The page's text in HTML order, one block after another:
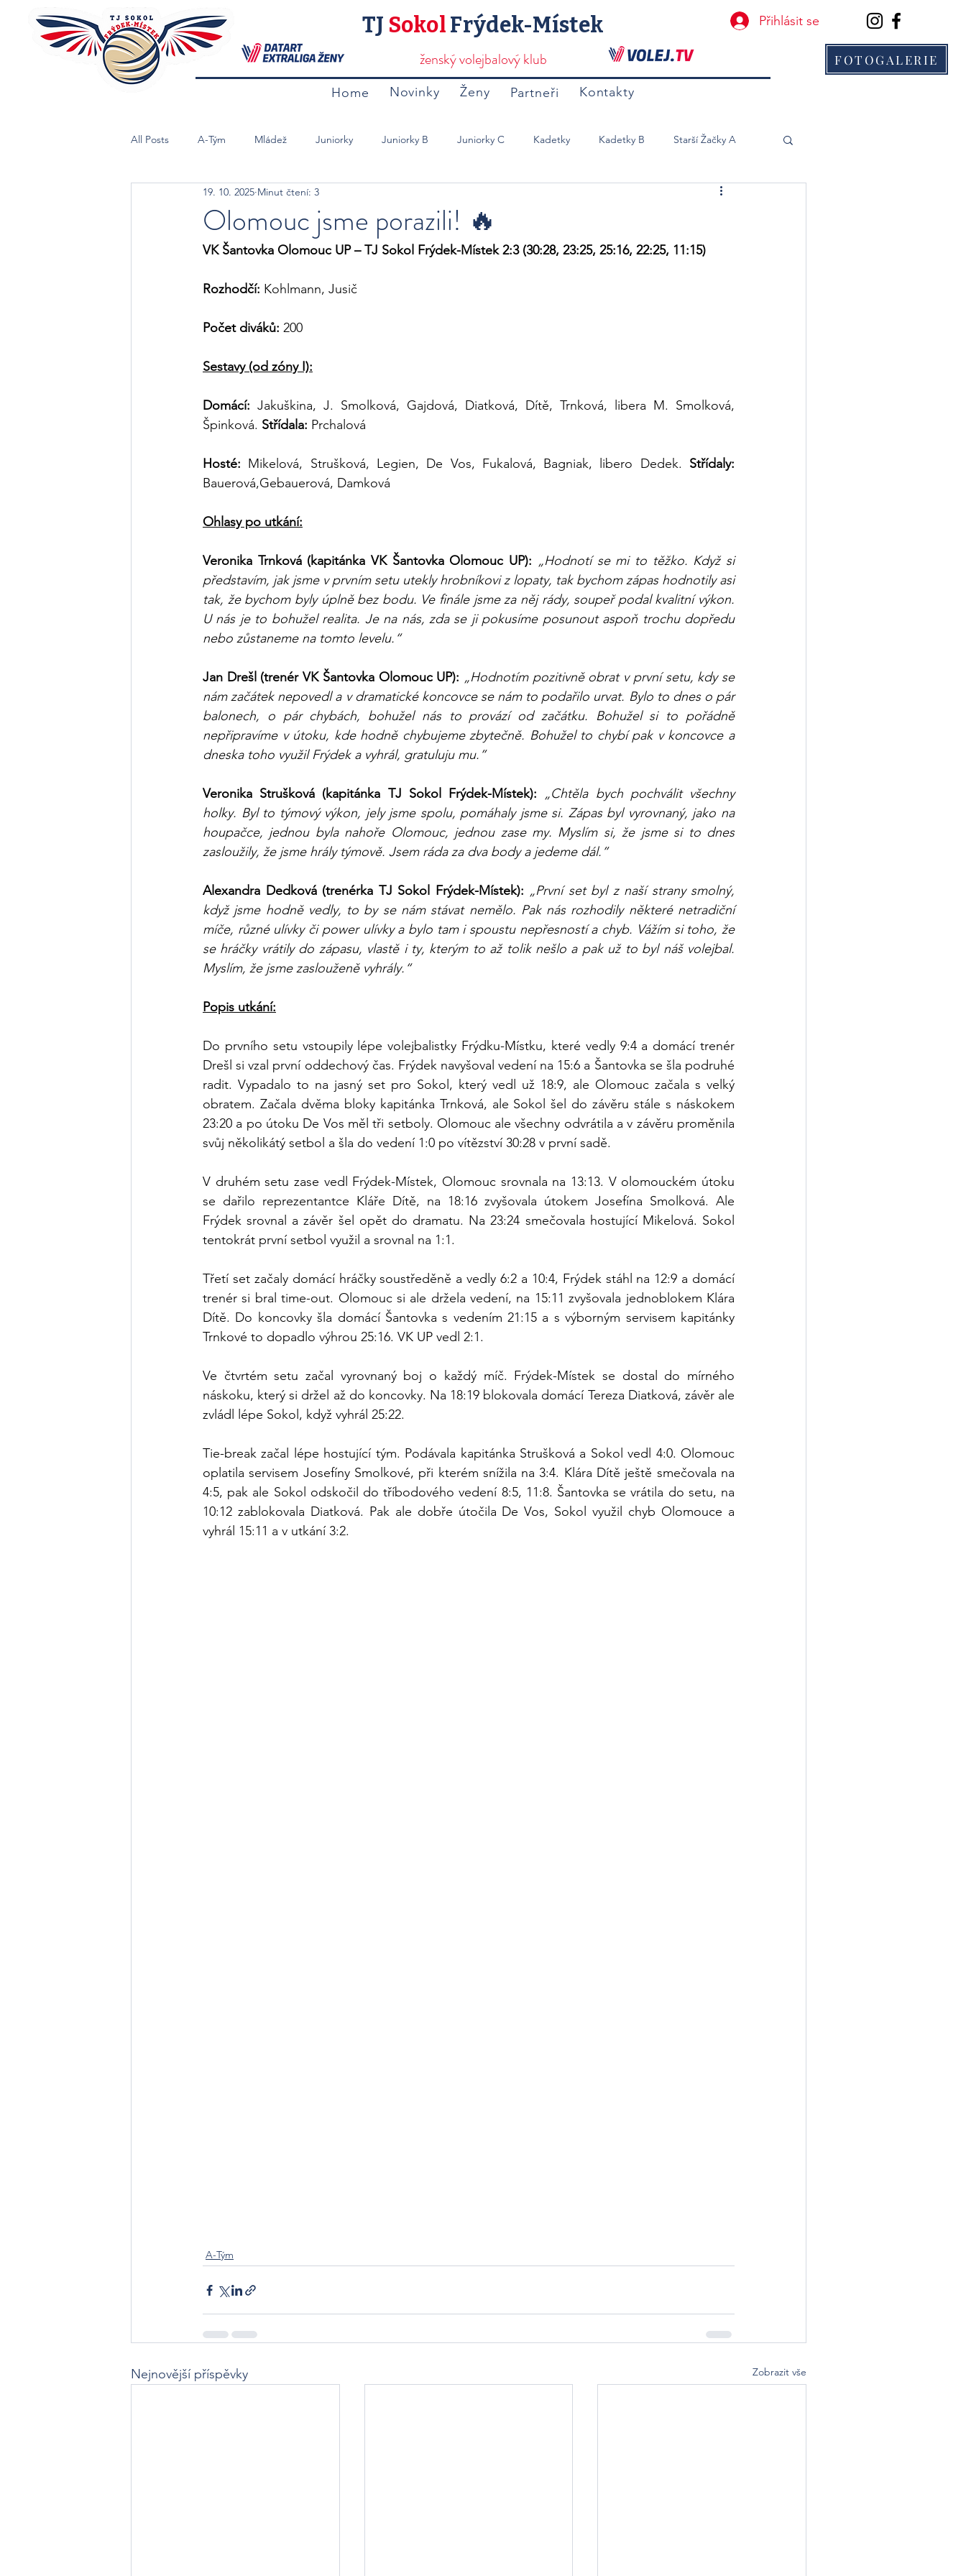
TJ SokolFrýdek-Místek
ženský volejbalový klub
Home Novinky Ženy Partneři Kontakty
FOTOGALERIE
Přihlásit se
All Posts A-Tým Mládež Juniorky Juniorky B Juniorky C Kadetky Kadetky B Starší Žačky A
Starší Žačky B Mladší Žačky
Olomouc jsme porazili! 🔥
19. 10. 2025 Minut čtení: 3
VK Šantovka Olomouc UP – TJ Sokol Frýdek-Místek 2:3 (30:28, 23:25, 25:16, 22:25, 11:15)
Rozhodčí: Kohlmann, Jusič
Počet diváků: 200
Sestavy (od zóny I):
Domácí: Jakuškina, J. Smolková, Gajdová, Diatková, Dítě, Trnková, libera M. Smolková,
Špinková. Střídala: Prchalová
Hosté: Mikelová, Strušková, Legien, De Vos, Fukalová, Bagniak, libero Dedek.
Bauerová,Gebauerová, Damková
Ohlasy po utkání:
Veronika Trnková (kapitánka VK Šantovka Olomouc UP): „Hodnotí se mi to těžko. Když si
představím, jak jsme v prvním setu utekly hrobníkovi z lopaty, tak bychom zápas hodnotily asi
tak, že bychom byly úplně bez bodu. Ve finále jsme za něj rády, soupeř podal kvalitní výkon.
U nás je to bohužel realita. Je na nás, zda se ji pokusíme posunout aspoň trochu dopředu
nebo zůstaneme na tomto levelu.“
Jan Drešl (trenér VK Šantovka Olomouc UP): „Hodnotím pozitivně obrat v první setu, kdy se
nám začátek nepovedl a v dramatické koncovce se nám to podařilo urvat. Bylo to dnes o pár
balonech, o pár chybách, bohužel nás to provází od začátku. Bohužel si to pořádně
nepřipravíme v útoku, kde hodně chybujeme zbytečně. Bohužel to chybí pak v koncovce a
dneska toho využil Frýdek a vyhrál, gratuluju mu.”
Veronika Strušková (kapitánka TJ Sokol Frýdek-Místek): „Chtěla bych pochválit všechny
holky. Byl to týmový výkon, jely jsme spolu, pomáhaly jsme si. Zápas byl vyrovnaný, jako na
houpačce, jednou byla nahoře Olomouc, jednou zase my. Myslím si, že jsme si to dnes
zasloužily, že jsme hrály týmově. Jsem ráda za dva body a jedeme dál.”
Alexandra Dedková (trenérka TJ Sokol Frýdek-Místek): „První set byl z naší strany smolný,
když jsme hodně vedly, to by se nám stávat nemělo. Pak nás rozhodily některé netradiční
míče, různé ulívky či power ulívky a bylo tam i spoustu nepřesností a chyb. Vážím si toho, že
se hráčky vrátily do zápasu, vlastě i ty, kterým to až tolik nešlo a pak už to byl náš volejbal.
Myslím, že jsme zaslouženě vyhrály.“
Popis utkání:
Do prvního setu vstoupily lépe volejbalistky Frýdku-Místku, které vedly 9:4 a domácí trenér
Drešl si vzal první oddechový čas. Frýdek navyšoval vedení na 15:6 a Šantovka se šla podruhé
radit. Vypadalo to na jasný set pro Sokol, který vedl už 18:9, ale Olomouc začala s velký
obratem. Začala dvěma bloky kapitánka Trnková, ale Sokol šel do závěru stále s náskokem
23:20 a po útoku De Vos měl tři setboly. Olomouc ale všechny odvrátila a v závěru proměnila
svůj několikátý setbol a šla do vedení 1:0 po vítězství 30:28 v první sadě.
V druhém setu zase vedl Frýdek-Místek, Olomouc srovnala na 13:13. V olomouckém útoku
se dařilo reprezentantce Kláře Dítě, na 18:16 zvyšovala útokem Josefína Smolková. Ale
Frýdek srovnal a závěr šel opět do dramatu. Na 23:24 smečovala hostující Mikelová. Sokol
tentokrát první setbol využil a srovnal na 1:1.
Třetí set začaly domácí hráčky soustředěně a vedly 6:2 a 10:4, Frýdek stáhl na 12:9 a domácí
trenér si bral time-out. Olomouc si ale držela vedení, na 15:11 zvyšovala jednoblokem Klára
Dítě. Do koncovky šla domácí Šantovka s vedením 21:15 a s výborným servisem kapitánky
Trnkové to dopadlo výhrou 25:16. VK UP vedl 2:1.
Ve čtvrtém setu začal vyrovnaný boj o každý míč. Frýdek-Místek se dostal do mírného
náskoku, který si držel až do koncovky. Na 18:19 blokovala domácí Tereza Diatková, závěr ale
zvládl lépe Sokol, když vyhrál 25:22.
Tie-break začal lépe hostující tým. Podávala kapitánka Strušková a Sokol vedl 4:0. Olomouc
oplatila servisem Josefíny Smolkové, při kterém snížila na 3:4. Klára Dítě ještě smečovala na
4:5, pak ale Sokol odskočil do tříbodového vedení 8:5, 11:8. Šantovka se vrátila do setu, na
10:12 zablokovala Diatková. Pak ale dobře útočila De Vos, Sokol využil chyb Olomouce a
vyhrál 15:11 a v utkání 3:2.
A-Tým
Nejnovější příspěvky Zobrazit vše